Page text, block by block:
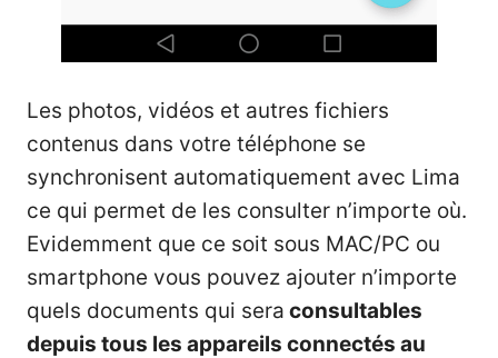
Les photos, vidéos et autres fichiers
contenus dans votre téléphone se
synchronisent automatiquement avec Lima
ce qui permet de les consulter n’importe où.
Evidemment que ce soit sous MAC/PC ou
smartphone vous pouvez ajouter n’importe
quels documents qui sera consultables
depuis tous les appareils connectés au